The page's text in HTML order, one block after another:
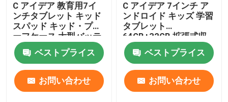
C アイデア 教育用7イ
ンチタブレット キッド
スパッド キッド・プロ
ーフケース 大型バッテ
リー 5000mAh IWAWA
CM80Redベストプライス
お問い合わせ
C アイデア 7インチ ア
ンドロイド キッズ 学習
タブレット
64GB+32GB 拡張式収
納 HD 双カメラ
2MP+2MP CM80 黄色
ベストプライス
お問い合わせ